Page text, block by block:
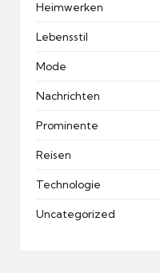
Heimwerken
Lebensstil
Mode
Nachrichten
Prominente
Reisen
Technologie
Uncategorized